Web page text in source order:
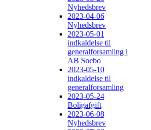
Nyhedsbrev
2023-04-06
Nyhedsbrev
2023-05-01
indkaldelse til
generalforsamling i
AB Soebo
2023-05-10
indkaldelse til
generalforsamling
2023-05-24
Boligafgift
2023-06-08
Nyhedsbrev